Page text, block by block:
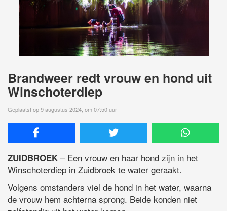
Brandweer redt vrouw en hond uit
Winschoterdiep
Geplaatst op 9 augustus 2024, om 07:50 uur
ZUIDBROEK – Een vrouw en haar hond zijn in het
Winschoterdiep in Zuidbroek te water geraakt.
Volgens omstanders viel de hond in het water, waarna
de vrouw hem achterna sprong. Beide konden niet